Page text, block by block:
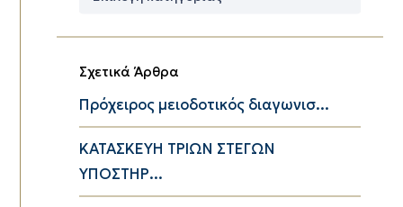
Σχετικά Άρθρα
Πρόχειρος μειοδοτικός διαγωνισ...
ΚΑΤΑΣΚΕΥΗ ΤΡΙΩΝ ΣΤΕΓΩΝ
ΥΠΟΣΤΗΡ...